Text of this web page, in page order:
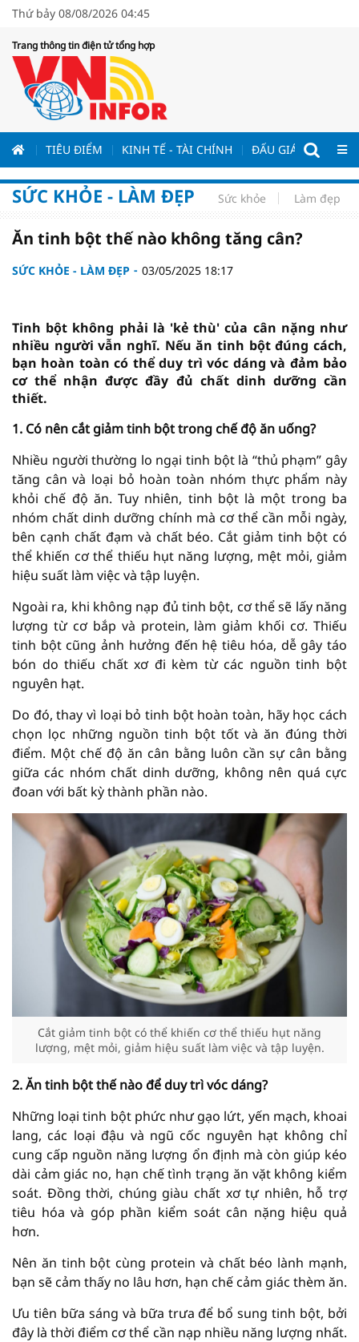
Thứ bảy 08/08/2026 04:45
Trang thông tin điện tử tổng hợp
TIÊU ĐIỂM KINH TẾ - TÀI CHÍNH ĐẤU GIÁ - ĐẤU
SỨC KHỎE - LÀM ĐẸP Sức khỏe Làm đẹp
Ăn tinh bột thế nào không tăng cân?
SỨC KHỎE - LÀM ĐẸP 03/05/2025 18:17
Tinh bột không phải là 'kẻ thù' của cân nặng như
nhiều người vẫn nghĩ. Nếu ăn tinh bột đúng cách,
bạn hoàn toàn có thể duy trì vóc dáng và đảm bảo
cơ thể nhận được đầy đủ chất dinh dưỡng cần
thiết.
1. Có nên cắt giảm tinh bột trong chế độ ăn uống?
Nhiều người thường lo ngại tinh bột là “thủ phạm” gây
tăng cân và loại bỏ hoàn toàn nhóm thực phẩm này
khỏi chế độ ăn. Tuy nhiên, tinh bột là một trong ba
nhóm chất dinh dưỡng chính mà cơ thể cần mỗi ngày,
bên cạnh chất đạm và chất béo. Cắt giảm tinh bột có
thể khiến cơ thể thiếu hụt năng lượng, mệt mỏi, giảm
hiệu suất làm việc và tập luyện.
Ngoài ra, khi không nạp đủ tinh bột, cơ thể sẽ lấy năng
lượng từ cơ bắp và protein, làm giảm khối cơ. Thiếu
tinh bột cũng ảnh hưởng đến hệ tiêu hóa, dễ gây táo
bón do thiếu chất xơ đi kèm từ các nguồn tinh bột
nguyên hạt.
Do đó, thay vì loại bỏ tinh bột hoàn toàn, hãy học cách
chọn lọc những nguồn tinh bột tốt và ăn đúng thời
điểm. Một chế độ ăn cân bằng luôn cần sự cân bằng
giữa các nhóm chất dinh dưỡng, không nên quá cực
đoan với bất kỳ thành phần nào.
Cắt giảm tinh bột có thể khiến cơ thể thiếu hụt năng
lượng, mệt mỏi, giảm hiệu suất làm việc và tập luyện.
2. Ăn tinh bột thế nào để duy trì vóc dáng?
Những loại tinh bột phức như gạo lứt, yến mạch, khoai
lang, các loại đậu và ngũ cốc nguyên hạt không chỉ
cung cấp nguồn năng lượng ổn định mà còn giúp kéo
dài cảm giác no, hạn chế tình trạng ăn vặt không kiểm
soát. Đồng thời, chúng giàu chất xơ tự nhiên, hỗ trợ
tiêu hóa và góp phần kiểm soát cân nặng hiệu quả
hơn.
Nên ăn tinh bột cùng protein và chất béo lành mạnh,
bạn sẽ cảm thấy no lâu hơn, hạn chế cảm giác thèm ăn.
Ưu tiên bữa sáng và bữa trưa để bổ sung tinh bột, bởi
đây là thời điểm cơ thể cần nạp nhiều năng lượng nhất.